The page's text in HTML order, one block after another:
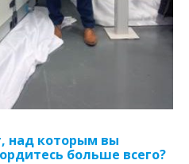
над которым вы
больше всего?